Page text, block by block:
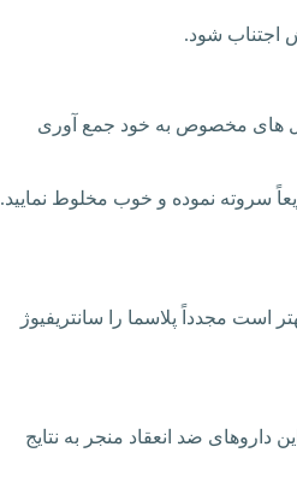
اجتناب شود.
های مخصوص به خود جمع آوری
سروته نموده و خوب مخلوط نمایید.
بهتر است مجدداً پلاسما را سانتریفیوژ
ضد انعقاد منجر به نتایج